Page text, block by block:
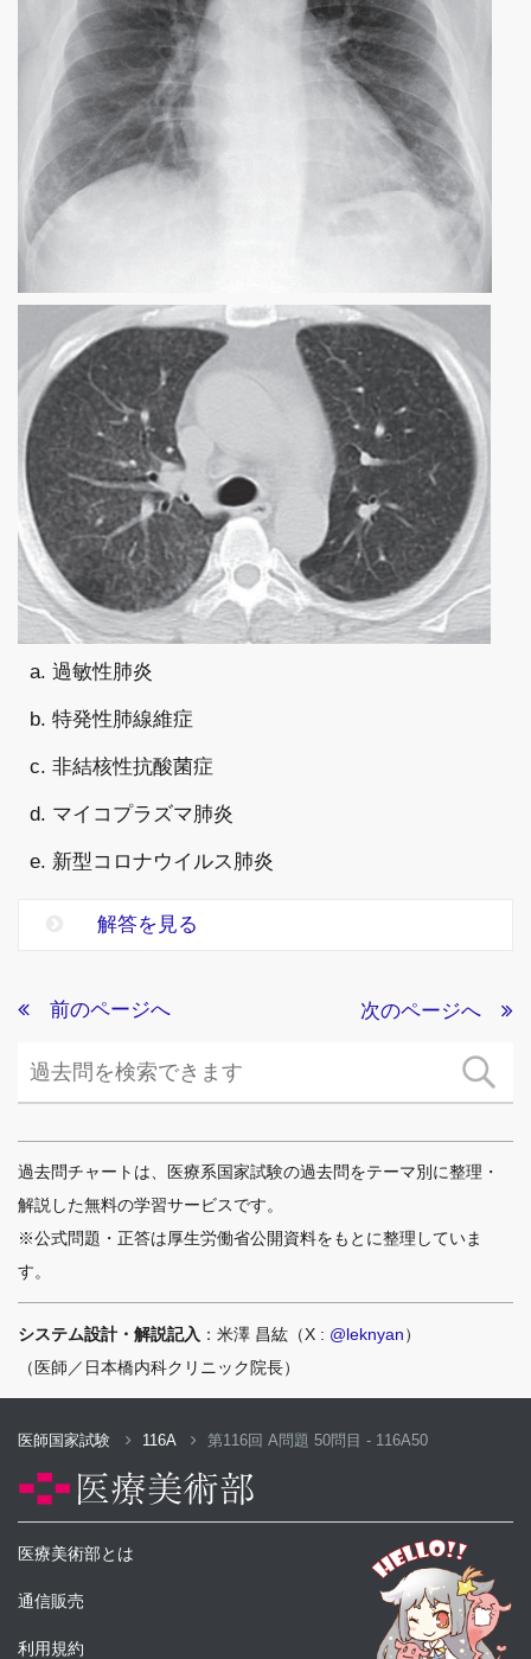
a. 過敏性肺炎
b. 特発性肺線維症
c. 非結核性抗酸菌症
d. マイコプラズマ肺炎
e. 新型コロナウイルス肺炎
解答を見る
前のページへ 次のページへ
過去問チャートは、医療系国家試験の過去問をテーマ別に整理・
解説した無料の学習サービスです。
※公式問題・正答は厚生労働省公開資料をもとに整理していま
す。
システム設計・解説記入 ：米澤 昌紘（X : @leknyan）
（医師／日本橋内科クリニック院長）
医師国家試験 116A 第116回 A問題 50問目 - 116A50
医療美術部とは
通信販売
利用規約